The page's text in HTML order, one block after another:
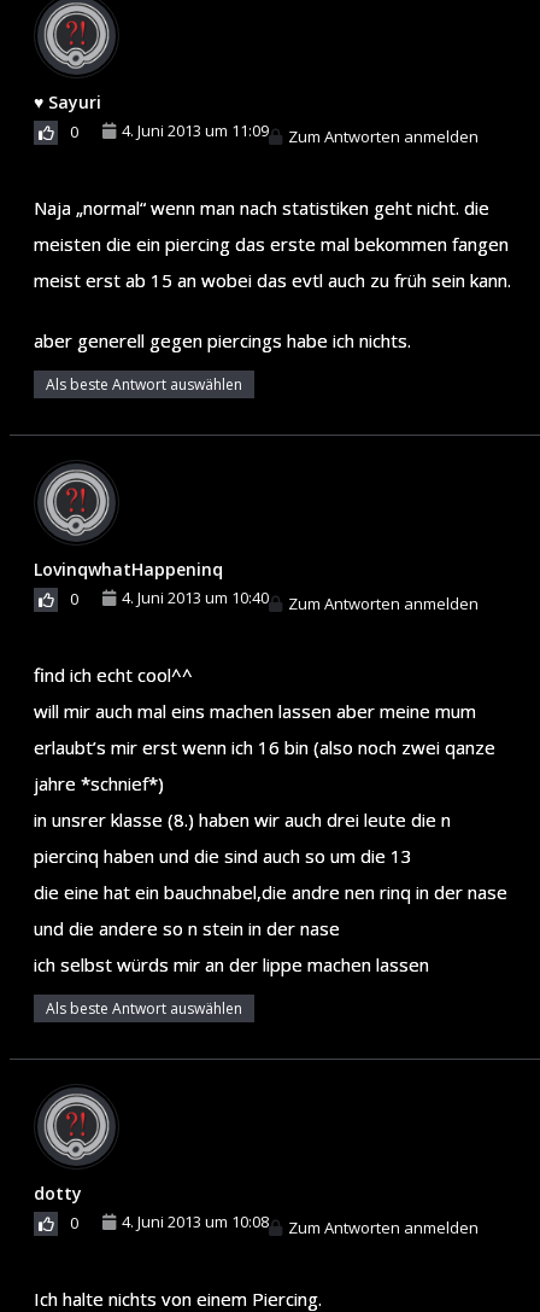
♥ Sayuri
0 4. Juni 2013 um 11:09 Zum Antworten anmelden
Naja „normal“ wenn man nach statistiken geht nicht. die
meisten die ein piercing das erste mal bekommen fangen
meist erst ab 15 an wobei das evtl auch zu früh sein kann.
aber generell gegen piercings habe ich nichts.
Als beste Antwort auswählen
LovinqwhatHappeninq
0 4. Juni 2013 um 10:40 Zum Antworten anmelden
find ich echt cool^^
will mir auch mal eins machen lassen aber meine mum
erlaubt’s mir erst wenn ich 16 bin (also noch zwei qanze
jahre *schnief*)
in unsrer klasse (8.) haben wir auch drei leute die n
piercinq haben und die sind auch so um die 13
die eine hat ein bauchnabel,die andre nen rinq in der nase
und die andere so n stein in der nase
ich selbst würds mir an der lippe machen lassen
Als beste Antwort auswählen
dotty
0 4. Juni 2013 um 10:08 Zum Antworten anmelden
Ich halte nichts von einem Piercing.